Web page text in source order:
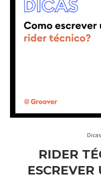
RIDER